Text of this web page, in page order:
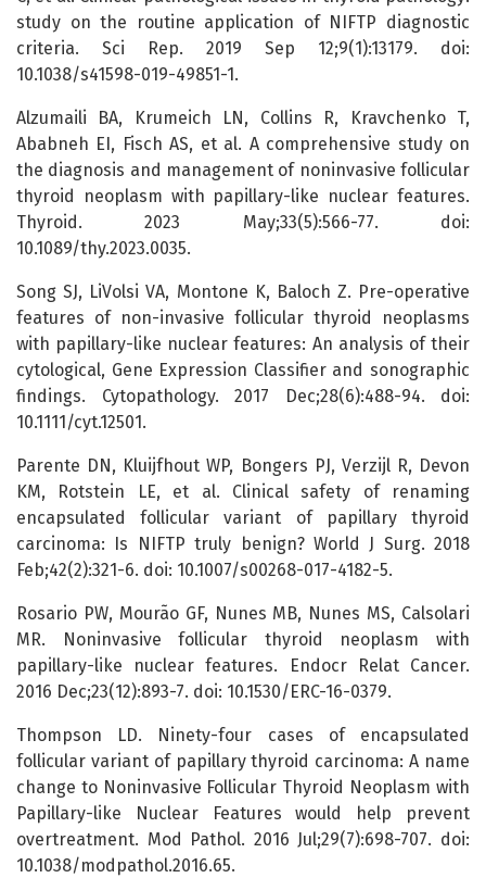
study on the routine application of NIFTP diagnostic
criteria. Sci Rep. 2019 Sep 12;9(1):13179. doi:
10.1038/s41598-019-49851-1.
Alzumaili BA, Krumeich LN, Collins R, Kravchenko T,
Ababneh EI, Fisch AS, et al. A comprehensive study on
the diagnosis and management of noninvasive follicular
thyroid neoplasm with papillary-like nuclear features.
Thyroid. 2023 May;33(5):566-77. doi:
10.1089/thy.2023.0035.
Song SJ, LiVolsi VA, Montone K, Baloch Z. Pre-operative
features of non-invasive follicular thyroid neoplasms
with papillary-like nuclear features: An analysis of their
cytological, Gene Expression Classifier and sonographic
findings. Cytopathology. 2017 Dec;28(6):488-94. doi:
10.1111/cyt.12501.
Parente DN, Kluijfhout WP, Bongers PJ, Verzijl R, Devon
KM, Rotstein LE, et al. Clinical safety of renaming
encapsulated follicular variant of papillary thyroid
carcinoma: Is NIFTP truly benign? World J Surg. 2018
Feb;42(2):321-6. doi: 10.1007/s00268-017-4182-5.
Rosario PW, Mourão GF, Nunes MB, Nunes MS, Calsolari
MR. Noninvasive follicular thyroid neoplasm with
papillary-like nuclear features. Endocr Relat Cancer.
2016 Dec;23(12):893-7. doi: 10.1530/ERC-16-0379.
Thompson LD. Ninety-four cases of encapsulated
follicular variant of papillary thyroid carcinoma: A name
change to Noninvasive Follicular Thyroid Neoplasm with
Papillary-like Nuclear Features would help prevent
overtreatment. Mod Pathol. 2016 Jul;29(7):698-707. doi:
10.1038/modpathol.2016.65.